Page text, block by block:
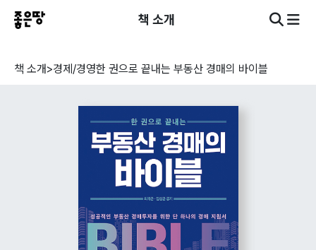
책 소개
책 소개>경제/경영한 권으로 끝내는 부동산 경매의 바이블